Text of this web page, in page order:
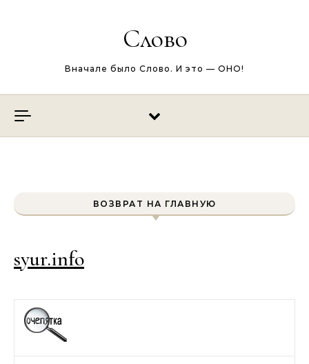
Слово
Вначале было Слово. И это — ОНО!
ВОЗВРАТ НА ГЛАВНУЮ
syur.info